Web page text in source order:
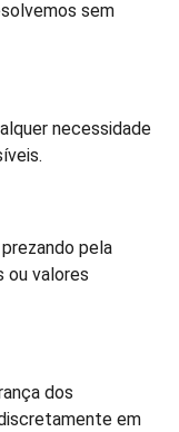
sem
necessidade
pela
ou valores
dos
em